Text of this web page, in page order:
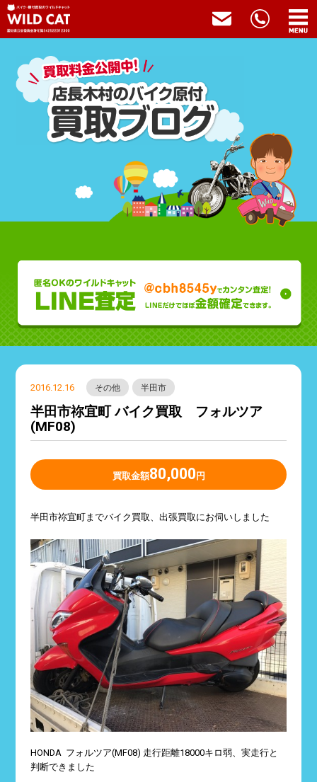
2016.12.16 その他 半田市
半田市祢宜町 バイク買取 フォルツア
(MF08)
買取金額80,000 円
半田市祢宜町までバイク買取、出張買取にお伺いしました
HONDA フォルツア(MF08) 走行距離18000キロ弱、実走行と
判断できました